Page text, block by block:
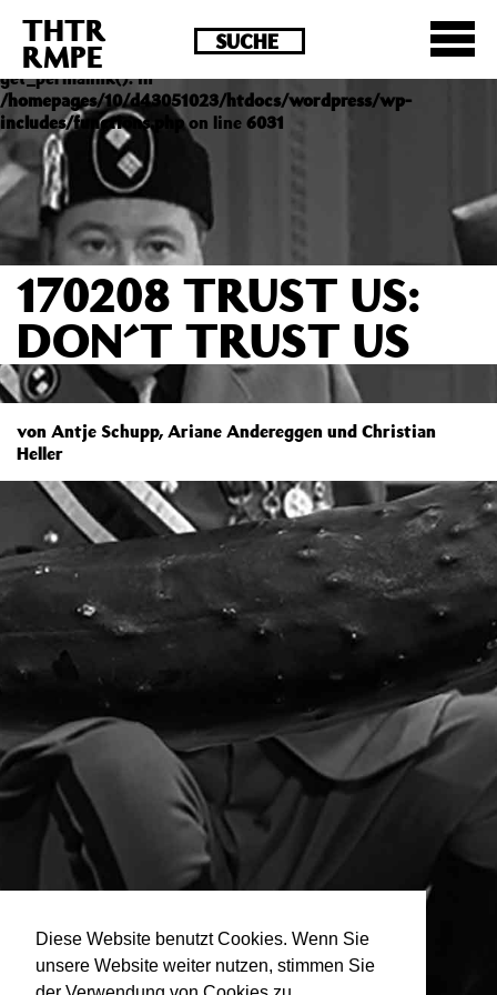
Diese Website benutzt Cookies. Wenn Sie
unsere Website weiter nutzen, stimmen Sie
Deprecated : Die Funktion post_permalink ist seit
Version 4.4.0 veraltet! Verwende stattdessen
get_permalink(). in
/homepages/10/d43051023/htdocs/wordpress/wp-
includes/functions.phpon line 6031
THTR
RMPE
170208 TRUST US:
DON´T TRUST US
von Antje Schupp, Ariane Andereggen und Christian
Heller